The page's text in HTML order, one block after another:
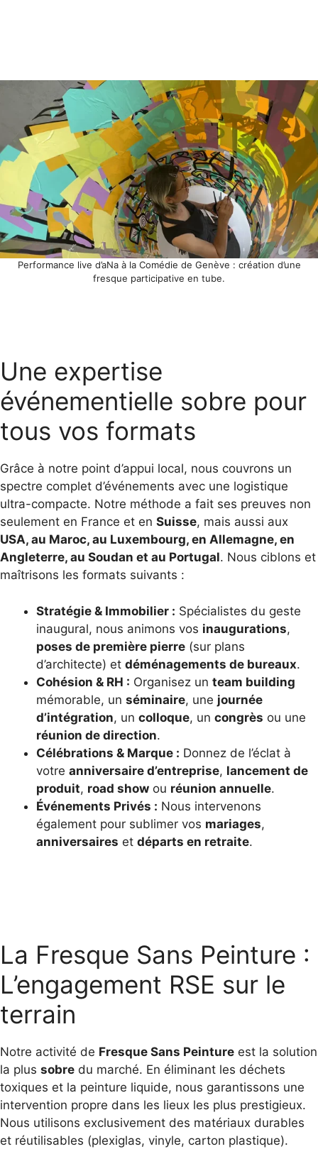
Performance live d’aNa à la Comédie de Genève : création d’une
fresque participative en tube.
Une expertise
événementielle sobre pour
tous vos formats
Grâce à notre point d’appui local, nous couvrons un
spectre complet d’événements avec une logistique
ultra-compacte. Notre méthode a fait ses preuves non
seulement en France et en Suisse, mais aussi aux
USA, au Maroc, au Luxembourg, en Allemagne, en
Angleterre, au Soudan et au Portugal. Nous ciblons et
maîtrisons les formats suivants :
Stratégie & Immobilier : Spécialistes du geste
inaugural, nous animons vos inaugurations,
poses de première pierre (sur plans
d’architecte) et déménagements de bureaux.
Cohésion & RH : Organisez un team building
mémorable, un séminaire, une journée
d’intégration, un colloque, un congrès ou une
réunion de direction.
Célébrations & Marque : Donnez de l’éclat à
votre anniversaire d’entreprise, lancement de
produit, road show ou réunion annuelle.
Événements Privés : Nous intervenons
également pour sublimer vos mariages,
anniversaires et départs en retraite.
La Fresque Sans Peinture :
L’engagement RSE sur le
terrain
Notre activité de Fresque Sans Peinture est la solution
la plus sobre du marché. En éliminant les déchets
toxiques et la peinture liquide, nous garantissons une
intervention propre dans les lieux les plus prestigieux.
Nous utilisons exclusivement des matériaux durables
et réutilisables (plexiglas, vinyle, carton plastique).